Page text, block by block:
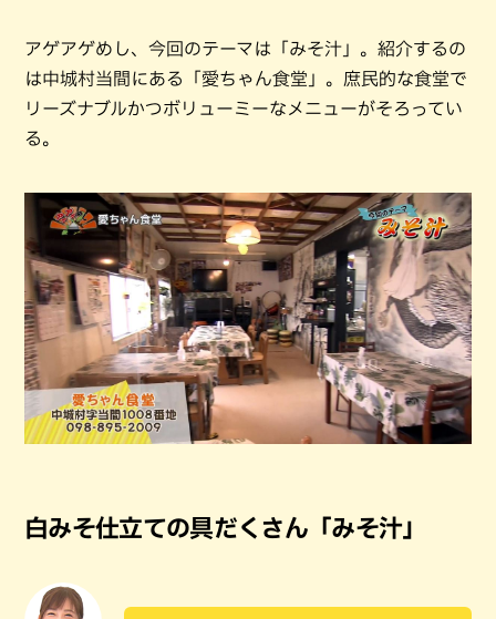
アゲアゲめし、今回のテーマは「みそ汁」。紹介するの
は中城村当間にある「愛ちゃん食堂」。庶民的な食堂で
リーズナブルかつボリューミーなメニューがそろってい
る。
白みそ仕立ての具だくさん「みそ汁」